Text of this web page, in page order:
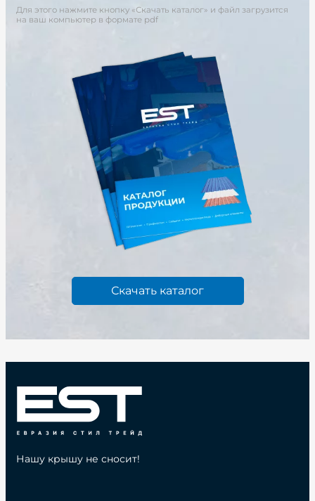
Для этого нажмите кнопку «Скачать каталог» и файл загрузится
на ваш компьютер в формате pdf
Скачать каталог
Нашу крышу не сносит!